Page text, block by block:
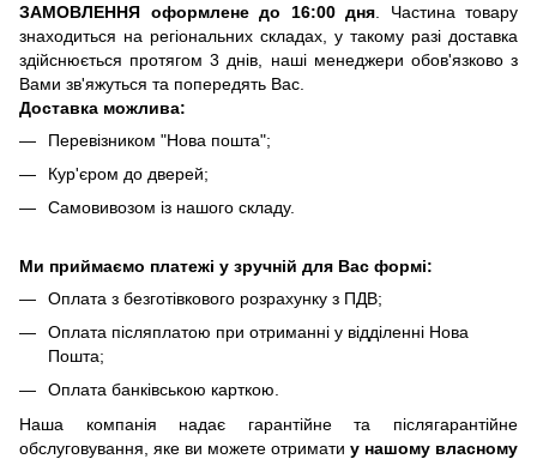
ЗАМОВЛЕННЯ оформлене до 16:00 дня . Частина товару
знаходиться на регіональних складах, у такому разі доставка
здійснюється протягом 3 днів, наші менеджери обов'язково з
Вами зв'яжуться та попередять Вас.
Доставка можлива:
Перевізником "Нова пошта";
Кур'єром до дверей;
Самовивозом із нашого складу.
Ми приймаємо платежі у зручній для Вас формі:
Оплата з безготівкового розрахунку з ПДВ;
Оплата післяплатою при отриманні у відділенні Нова
Пошта;
Оплата банківською карткою.
Наша компанія надає гарантійне та післягарантійне
обслуговування, яке ви можете отримати у нашому власному